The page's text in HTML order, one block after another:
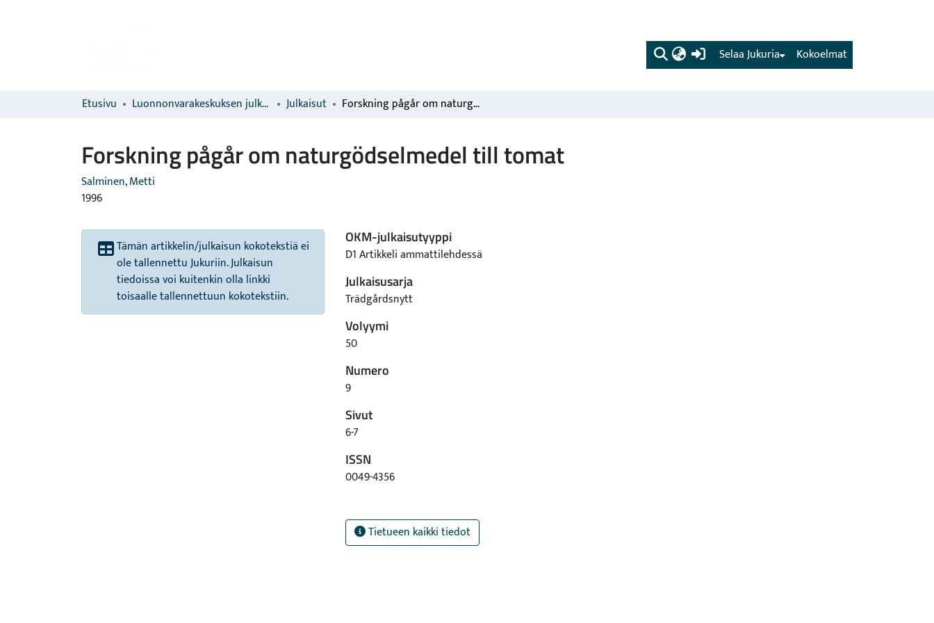
(current) Kokoelmat
Selaa Jukuria
Etusivu Luonnonvarakeskuksen julkaisut Julkaisut Forskning pågår om naturgödselmedel till tomat
Forskning pågår om naturgödselmedel till tomat
Salminen, Metti
1996
Tämän artikkelin/julkaisun kokotekstiä ei
ole tallennettu Jukuriin. Julkaisun
tiedoissa voi kuitenkin olla linkki
toisaalle tallennettuun kokotekstiin.
OKM-julkaisutyyppi
D1 Artikkeli ammattilehdessä
Julkaisusarja
Trädgårdsnytt
Volyymi
50
Numero
9
Sivut
6-7
ISSN
0049-4356
Tietueen kaikki tiedot